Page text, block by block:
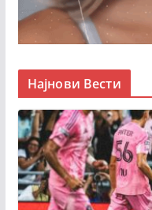
Најнови Вести